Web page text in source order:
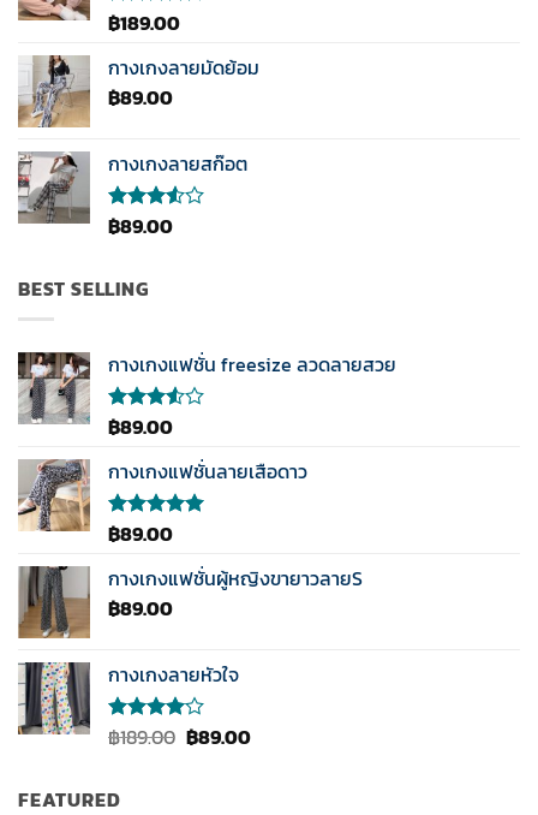
ให้
ตั้งแต่ 1-5
คะแนน
฿189.00
กางเกงลายมัดย้อม
฿89.00
กางเกงลายสก๊อต
ให้
ตั้งแต่
1-5
฿89.00
BEST SELLING
กางเกงแฟชั่น freesize ลวดลายสวย
ให้
ตั้งแต่
1-5
฿89.00
กางเกงแฟชั่นลายเสือดาว
ให้คะแนน
คะแนน
฿89.00
กางเกงแฟชั่นผู้หญิงขายาวลายS
฿89.00
กางเกงลายหัวใจ
ให้
ตั้งแต่ 1-
5
฿189.00 Original
฿89.00Current
FEATURED